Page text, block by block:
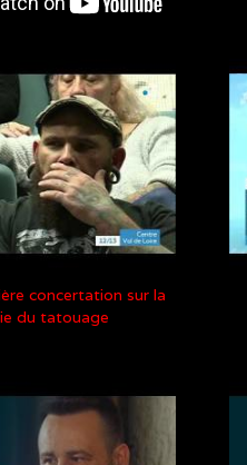
concertation sur la
du tatouage